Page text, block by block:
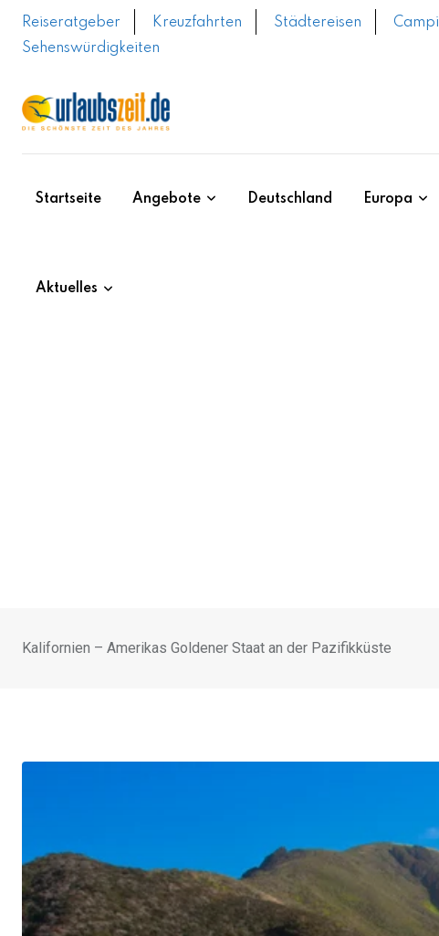
Skip
Reiseratgeber Kreuzfahrten Städtereisen
Sehenswürdigkeiten
Startseite Angebote Deutschland Europa
Aktuelles
Kalifornien – Amerikas Goldener Staat an der Pazifikküste